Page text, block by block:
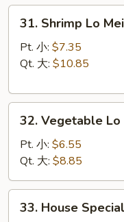
捞
Shrimp
Mein
捞
31. Shrimp Lo
Pt. 小: $7.35
Qt. 大: $10.85
Vegetable
Mein
菜
捞
32. Vegetable Lo
Pt. 小: $6.55
Qt. 大: $8.85
House
33. House